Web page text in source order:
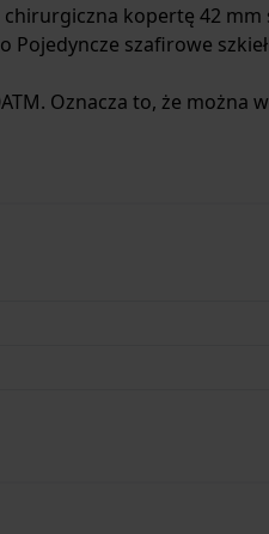
kopertę 42
Pojedyncze szafirowe
Oznacza to, że można